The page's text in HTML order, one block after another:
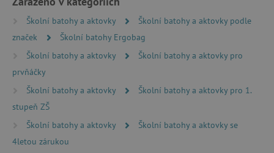
Školní batohy a aktovky
Školní batohy a aktovky podle
značek
Školní batohy Ergobag
Školní batohy a aktovky
Školní batohy a aktovky pro
prvňáčky
Školní batohy a aktovky
Školní batohy a aktovky pro 1.
stupeň ZŠ
Školní batohy a aktovky
Školní batohy a aktovky se
4letou zárukou
FUNKČNÍ SOUBORY
Analytické cookies
Marketingové cookies
základní funkce webových stránek, jako je